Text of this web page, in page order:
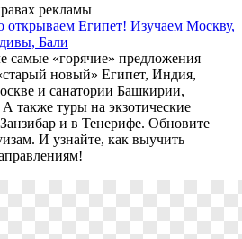
рекламы
открываем Египет! Изучаем Москву,
Бали
самые «горячие» предложения
новый» Египет, Индия,
и санатории Башкирии,
также туры на экзотические
и в Тенерифе. Обновите
И узнайте, как выучить